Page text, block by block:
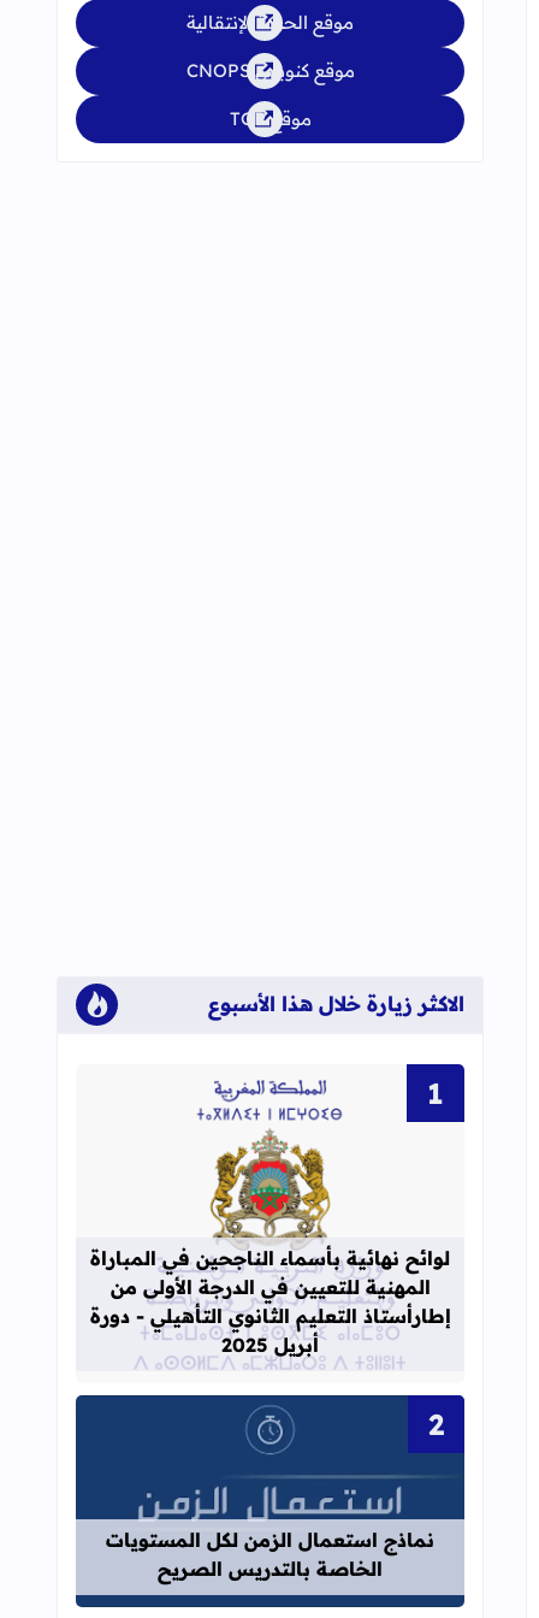
موقع الحركة الإنتقالية
موقع كنوبس CNOPS
موقع TGR
الاكثر زيارة خلال هذا الأسبوع
قراءة المزيد عن لوائح نهائية بأسماء
لوائح نهائية بأسماء الناجحين في المباراة
المهنية للتعيين في الدرجة الأولى من
إطارأستاذ التعليم الثانوي التأهيلي - دورة
أبريل 2025
قراءة المزيد عن نماذج استعمال
نماذج استعمال الزمن لكل المستويات
الخاصة بالتدريس الصريح